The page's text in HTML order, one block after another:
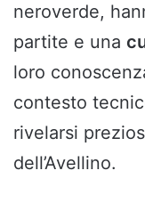
neroverde,
partite e una
loro
contesto
rivelarsi
dell’Avellino.